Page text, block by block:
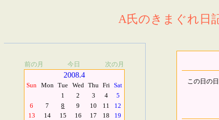
A氏のきまぐれ日
前の月 今日 次の月
2008.4
Sun Mon Tue Wed Thu Fri Sat
1
2 3 4
5
6
7 8 9 10 11
12
13
14 15 16 17 18
19
この日の